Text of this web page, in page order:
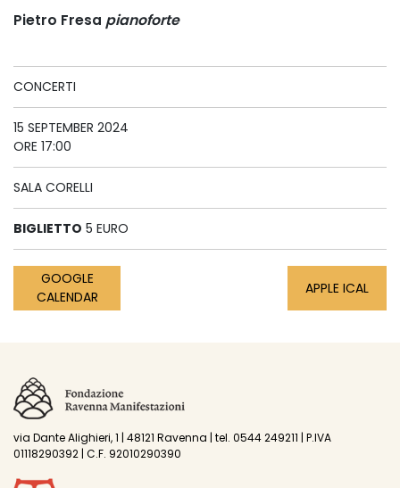
Pietro Fresa pianoforte
CONCERTI
15 SEPTEMBER 2024
ORE 17:00
SALA CORELLI
BIGLIETTO 5 EURO
GOOGLE
CALENDAR
APPLE ICAL
via Dante Alighieri, 1 | 48121 Ravenna | tel. 0544 249211 | P.IVA
01118290392 | C.F. 92010290390